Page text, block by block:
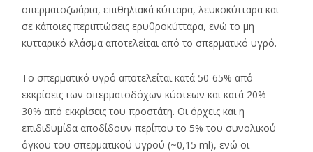
σπερματοζωάρια, επιθηλιακά κύτταρα, λευκοκύτταρα και
σε κάποιες περιπτώσεις ερυθροκύτταρα, ενώ το μη
κυτταρικό κλάσμα αποτελείται από το σπερματικό υγρό.
Το σπερματικό υγρό αποτελείται κατά 50-65% από
εκκρίσεις των σπερματοδόχων κύστεων και κατά 20%–
30% από εκκρίσεις του προστάτη. Οι όρχεις και η
επιδιδυμίδα αποδίδουν περίπου το 5% του συνολικού
όγκου του σπερματικού υγρού (~0,15 ml), ενώ οι